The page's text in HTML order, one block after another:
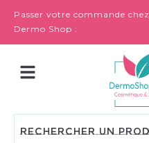
Passer votre commande chez
Dermo Shop :